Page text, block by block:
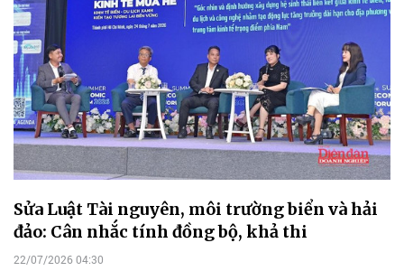
Sửa Luật Tài nguyên, môi trường biển và hải
đảo: Cân nhắc tính đồng bộ, khả thi
22/07/2026 04:30